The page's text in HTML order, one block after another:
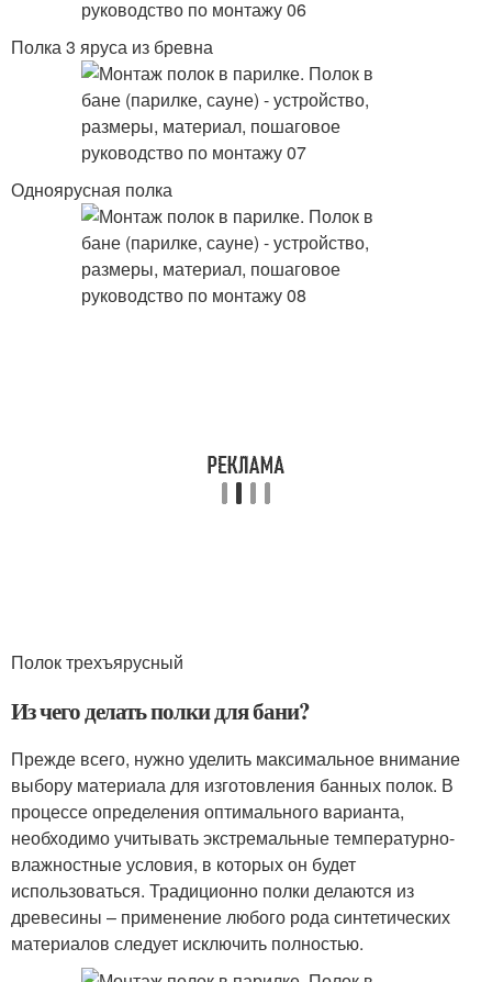
Полка 3 яруса из бревна
Одноярусная полка
Полок трехъярусный
Из чего делать полки для бани?
Прежде всего, нужно уделить максимальное внимание
выбору материала для изготовления банных полок. В
процессе определения оптимального варианта,
необходимо учитывать экстремальные температурно-
влажностные условия, в которых он будет
использоваться. Традиционно полки делаются из
древесины – применение любого рода синтетических
материалов следует исключить полностью.